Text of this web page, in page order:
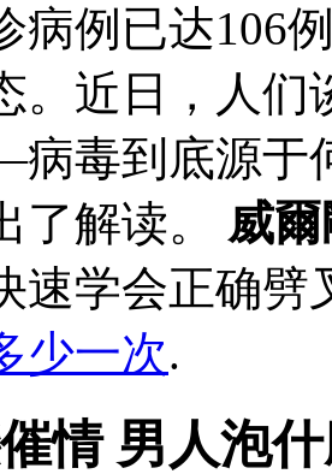
病例已达106
。近日，人
毒到底源于
了解读。 威
速学会正确
少一次.
情 男人泡